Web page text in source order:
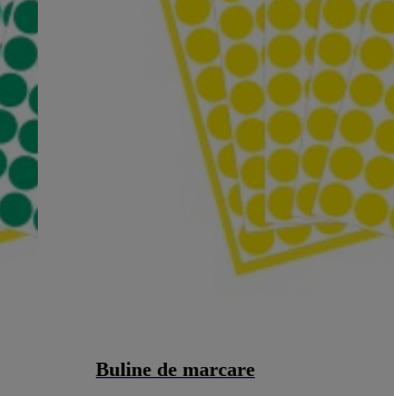
Buline de marcare